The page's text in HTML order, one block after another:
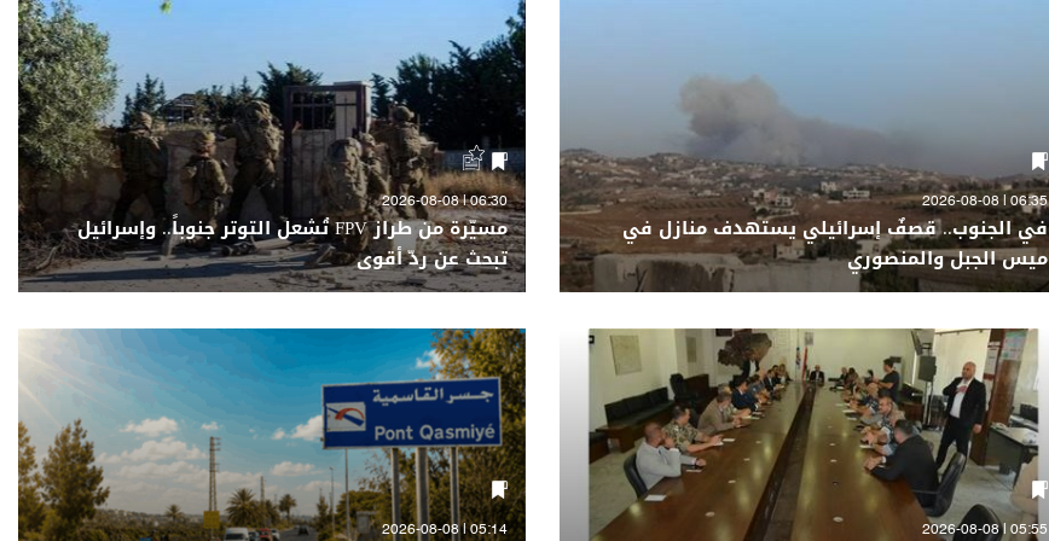
06:35 | 2026-08-08
في الجنوب.. قصفٌ إسرائيلي يستهدف منازل في
ميس الجبل والمنصوري
06:30 | 2026-08-08
مسيّرة من طراز FPV تُشعل التوتر جنوباً.. وإسرائيل
تبحث عن ردّ أقوى
05:55 | 2026-08-08
05:14 | 2026-08-08